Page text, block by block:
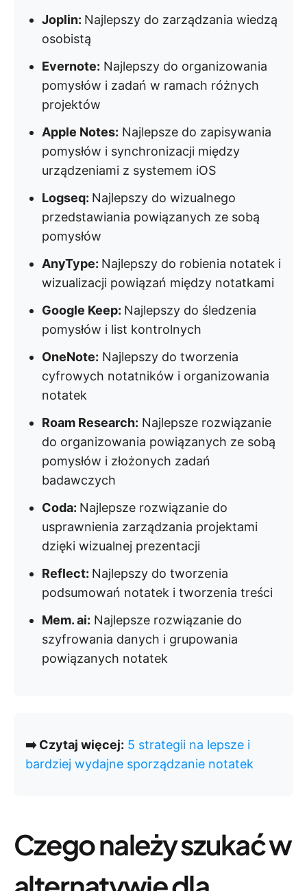
Joplin: Najlepszy do zarządzania wiedzą
osobistą
Evernote: Najlepszy do organizowania
pomysłów i zadań w ramach różnych
projektów
Apple Notes: Najlepsze do zapisywania
pomysłów i synchronizacji między
urządzeniami z systemem iOS
Logseq: Najlepszy do wizualnego
przedstawiania powiązanych ze sobą
pomysłów
AnyType: Najlepszy do robienia notatek i
wizualizacji powiązań między notatkami
Google Keep: Najlepszy do śledzenia
pomysłów i list kontrolnych
OneNote: Najlepszy do tworzenia
cyfrowych notatników i organizowania
notatek
Roam Research: Najlepsze rozwiązanie
do organizowania powiązanych ze sobą
pomysłów i złożonych zadań
badawczych
Coda: Najlepsze rozwiązanie do
usprawnienia zarządzania projektami
dzięki wizualnej prezentacji
Reflect: Najlepszy do tworzenia
podsumowań notatek i tworzenia treści
Mem. ai: Najlepsze rozwiązanie do
szyfrowania danych i grupowania
powiązanych notatek
➡️ Czytaj więcej: 5 strategii na lepsze i
bardziej wydajne sporządzanie notatek
Czego należy szukać w